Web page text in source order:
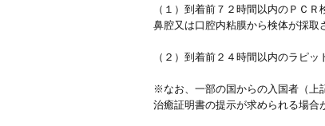
（１）到着前７２時間以内のＰＣ
鼻腔又は口腔内粘膜から検体が採取
（２）到着前２４時間以内のラピ
※なお、一部の国からの入国者（上
治癒証明書の提示が求められる場合